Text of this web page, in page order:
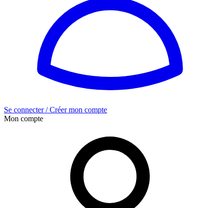
Se connecter / Créer mon compte
Mon compte